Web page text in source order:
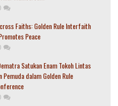
Faiths: Golden Rule Interfaith
Peace
Satukan Enam Tokoh Lintas
Pemuda dalam Golden Rule